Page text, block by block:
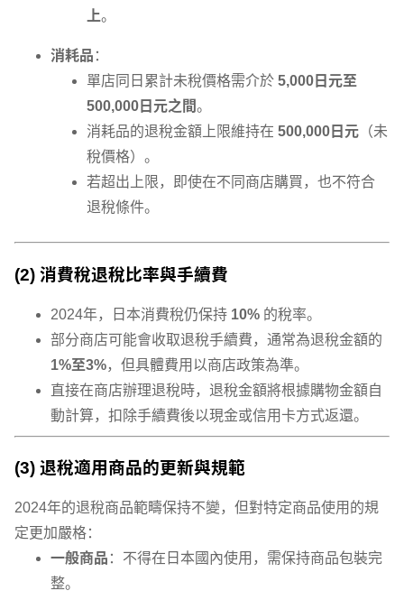
上。
消耗品 ：
單店同日累計未稅價格需介於 5,000日元至
500,000日元之間。
消耗品的退稅金額上限維持在 500,000日元 （未
稅價格）。
若超出上限，即使在不同商店購買，也不符合
退稅條件。
(2) 消費稅退稅比率與手續費
2024年，日本消費稅仍保持 10% 的稅率。
部分商店可能會收取退稅手續費，通常為退稅金額的
1%至3%，但具體費用以商店政策為準。
直接在商店辦理退稅時，退稅金額將根據購物金額自
動計算，扣除手續費後以現金或信用卡方式返還。
(3) 退稅適用商品的更新與規範
2024年的退稅商品範疇保持不變，但對特定商品使用的規
定更加嚴格：
一般商品 ：不得在日本國內使用，需保持商品包裝完
整。